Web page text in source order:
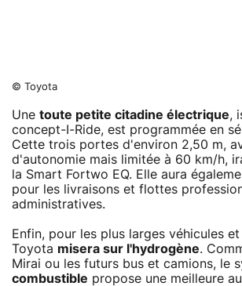
© Toyota
Une toute petite citadine électrique,
concept-I-Ride, est programmée en
Cette trois portes d'environ 2,50 m,
d'autonomie mais limitée à 60 km/h,
la Smart Fortwo EQ. Elle aura
pour les livraisons et flottes
administratives.
Enfin, pour les plus larges véhicules
Toyota misera sur l'hydrogène.
Mirai ou les futurs bus et camions, le
combustible propose une meilleure